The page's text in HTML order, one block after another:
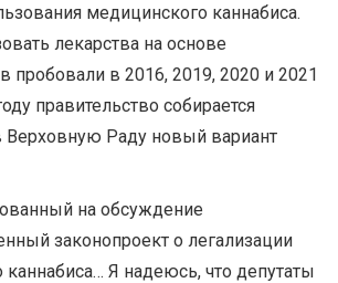
медицинского каннабиса.
лекарства на основе
пробовали в 2016, 2019, 2020 и 2021
правительство собирается
Верховную Раду новый вариант
на обсуждение
законопроект о легализации
Я надеюсь, что депутаты